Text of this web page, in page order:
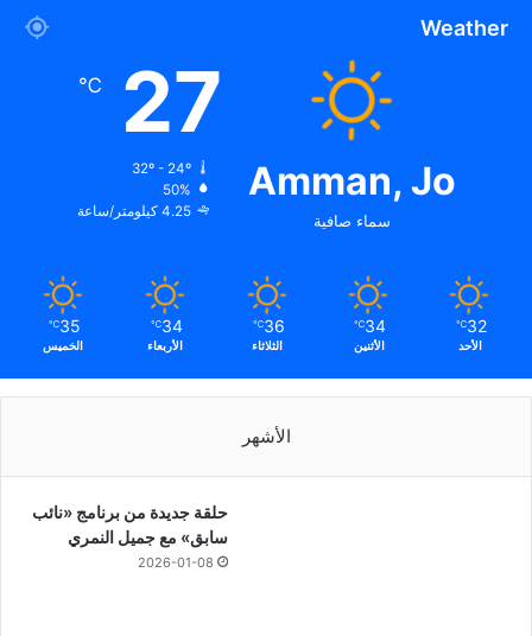
Weather
Amman, Jo
سماء صافية
27
℃
32º - 24º
50%
4.25 كيلومتر/ساعة
32
℃
الأحد
34
℃
الأثنين
36
℃
الثلاثاء
34
℃
الأربعاء
35
℃
الخميس
الأشهر
حلقة جديدة من برنامج «نائب
سابق» مع جميل النمري
2026-01-08